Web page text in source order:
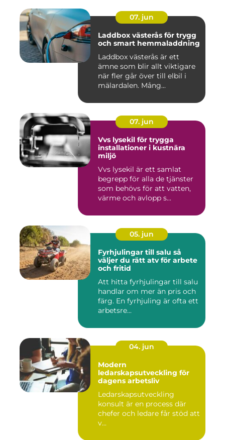
07. jun
Laddbox västerås för trygg
och smart hemmaladdning
Laddbox västerås är ett
ämne som blir allt viktigare
när fler går över till elbil i
mälardalen. Mång...
07. jun
Vvs lysekil för trygga
installationer i kustnära
miljö
Vvs lysekil är ett samlat
begrepp för alla de tjänster
som behövs för att vatten,
värme och avlopp s...
05. jun
Fyrhjulingar till salu så
väljer du rätt atv för arbete
och fritid
Att hitta fyrhjulingar till salu
handlar om mer än pris och
färg. En fyrhjuling är ofta ett
arbetsre...
04. jun
Modern
ledarskapsutveckling för
dagens arbetsliv
Ledarskapsutveckling
konsult är en process där
chefer och ledare får stöd att
v...